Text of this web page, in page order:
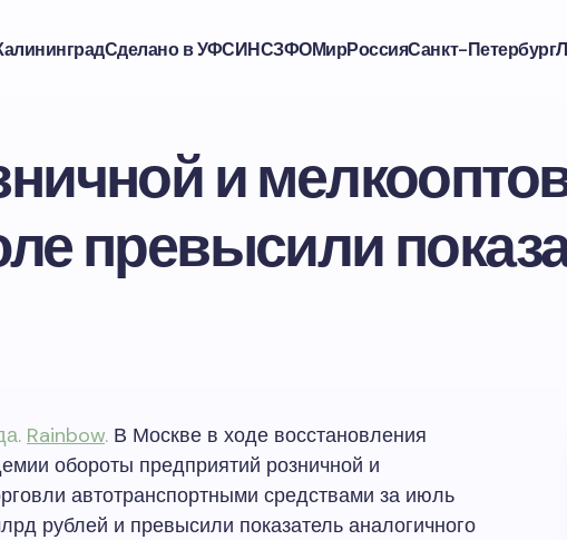
Сделано в УФСИНСЗФОМирРоссияСанкт-Петербург
и
превысили
Rainbow. В Москве в ходе восстановления
обороты предприятий розничной и
автотранспортными средствами за июль
рублей и превысили показатель аналогичного